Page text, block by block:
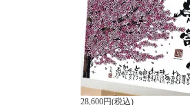
28,600円(税込)